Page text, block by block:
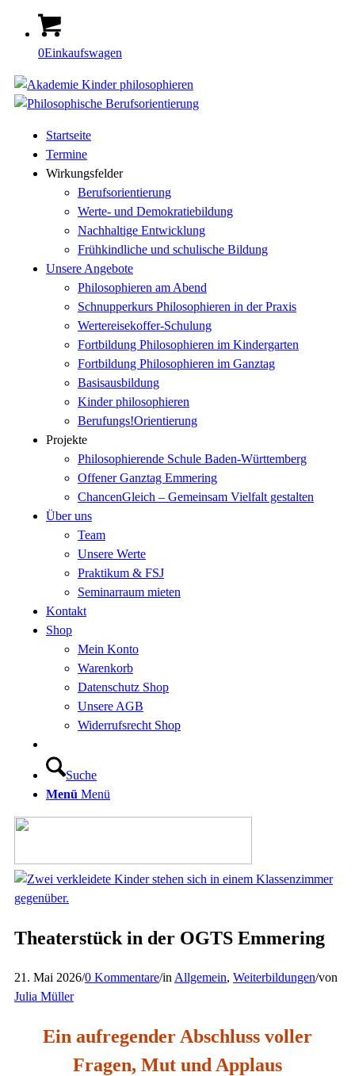
0Einkaufswagen
Startseite
Termine
Wirkungsfelder
Berufsorientierung
Werte- und Demokratiebildung
Nachhaltige Entwicklung
Frühkindliche und schulische Bildung
Unsere Angebote
Philosophieren am Abend
Schnupperkurs Philosophieren in der Praxis
Wertereisekoffer-Schulung
Fortbildung Philosophieren im Kindergarten
Fortbildung Philosophieren im Ganztag
Basisausbildung
Kinder philosophieren
Berufungs!Orientierung
Projekte
Philosophierende Schule Baden-Württemberg
Offener Ganztag Emmering
ChancenGleich – Gemeinsam Vielfalt gestalten
Über uns
Team
Unsere Werte
Praktikum & FSJ
Seminarraum mieten
Kontakt
Shop
Mein Konto
Warenkorb
Datenschutz Shop
Unsere AGB
Widerrufsrecht Shop
Suche
Menü Menü
Theaterstück in der OGTS Emmering
21. Mai 2026/0 Kommentare/in Allgemein, Weiterbildungen/von
Julia Müller
Ein aufregender Abschluss voller
Fragen, Mut und Applaus